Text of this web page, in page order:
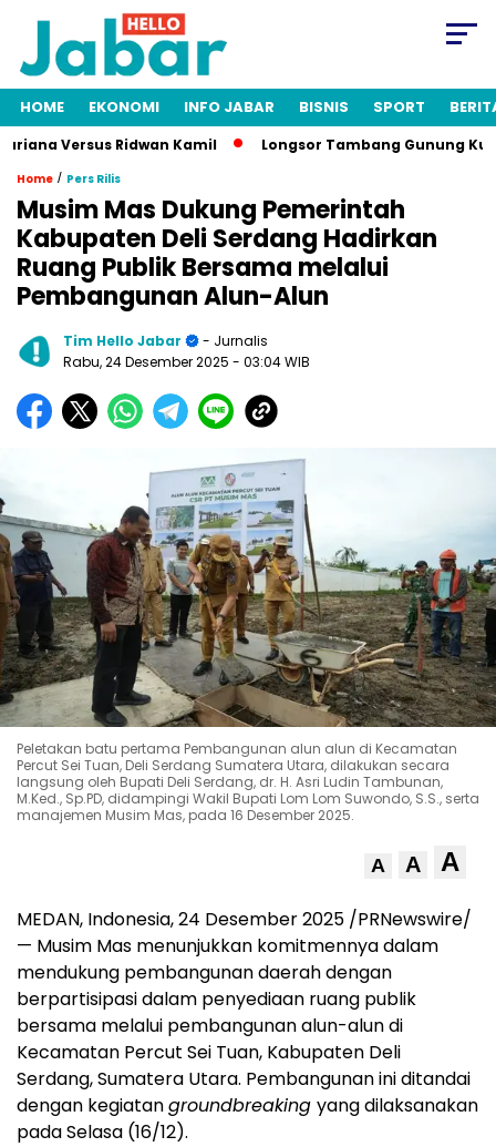
HOME EKONOMI INFO JABAR BISNIS SPORT
Versus Ridwan Kamil Longsor Tambang Gunung Kuda
Home / Pers Rilis
Musim Mas Dukung Pemerintah
Kabupaten Deli Serdang Hadirkan
Ruang Publik Bersama melalui
Pembangunan Alun-Alun
Tim Hello Jabar
- Jurnalis
Rabu, 24 Desember 2025 - 03:04 WIB
Peletakan batu pertama Pembangunan alun alun di Kecamatan
Percut Sei Tuan, Deli Serdang Sumatera Utara, dilakukan secara
langsung oleh Bupati Deli Serdang, dr. H. Asri Ludin Tambunan,
M.Ked., Sp.PD, didampingi Wakil Bupati Lom Lom Suwondo, S.S., serta
manajemen Musim Mas, pada 16 Desember 2025.
A A A
MEDAN, Indonesia, 24 Desember 2025 /PRNewswire/
— Musim Mas menunjukkan komitmennya dalam
mendukung pembangunan daerah dengan
berpartisipasi dalam penyediaan ruang publik
bersama melalui pembangunan alun-alun di
Kecamatan Percut Sei Tuan, Kabupaten Deli
Serdang, Sumatera Utara. Pembangunan ini ditandai
dengan kegiatangroundbreaking yang dilaksanakan
pada Selasa (16/12).